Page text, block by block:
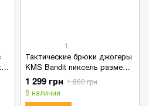
1
Тактические брюки джогеры
KMS Bandit пиксель размер
S
1 299 грн 1 860 грн
В наличии